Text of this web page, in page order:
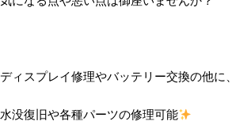
ディスプレイ修理やバッテリー交換の他に、
水没復旧や各種パーツの修理可能